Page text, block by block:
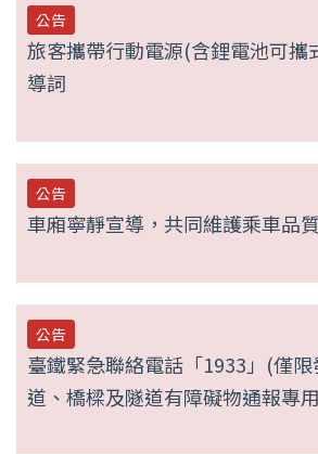
公告
旅客攜帶行動電源(含鋰電池可攜
導詞
公告
車廂寧靜宣導，共同維護乘車品質
公告
臺鐵緊急聯絡電話「1933」(僅
道、橋樑及隧道有障礙物通報專